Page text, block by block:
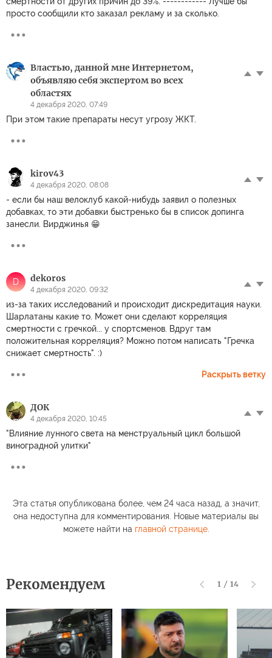
просто сообщили кто заказал рекламу и за сколько.
Властью, данной мне Интернетом,
объявляю себя экспертом во всех
областях
4 декабря 2020, 07:49
При этом такие препараты несут угрозу ЖКТ.
kirov43
4 декабря 2020, 08:08
- если бы наш велоклуб какой-нибудь заявил о полезных
добавках, то эти добавки быстренько бы в список допинга
занесли. Вирджинья 😁
D dekoros
4 декабря 2020, 09:32
из-за таких исследований и происходит дискредитация науки.
Шарлатаны какие то. Может они сделают корреляция
смертности с гречкой... у спортсменов. Вдруг там
положительная корреляция? Можно потом написать "Гречка
снижает смертность". :)
Раскрыть ветку
ДОК
4 декабря 2020, 10:45
"Влияние лунного света на менструальный цикл большой
виноградной улитки"
Эта статья опубликована более, чем 24 часа назад, а значит,
она недоступна для комментирования. Новые материалы вы
можете найти на главной странице.
Рекомендуем 1 / 14